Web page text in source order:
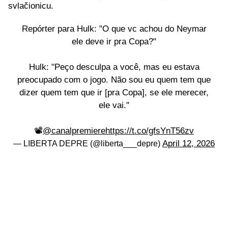
svlačionicu.
Repórter para Hulk: "O que vc achou do Neymar
ele deve ir pra Copa?"
Hulk: "Peço desculpa a você, mas eu estava
preocupado com o jogo. Não sou eu quem tem que
dizer quem tem que ir [pra Copa], se ele merecer,
ele vai."
📽️@canalpremierehttps://t.co/gfsYnT56zv
— LIBERTA DEPRE (@liberta___depre) April 12, 2026